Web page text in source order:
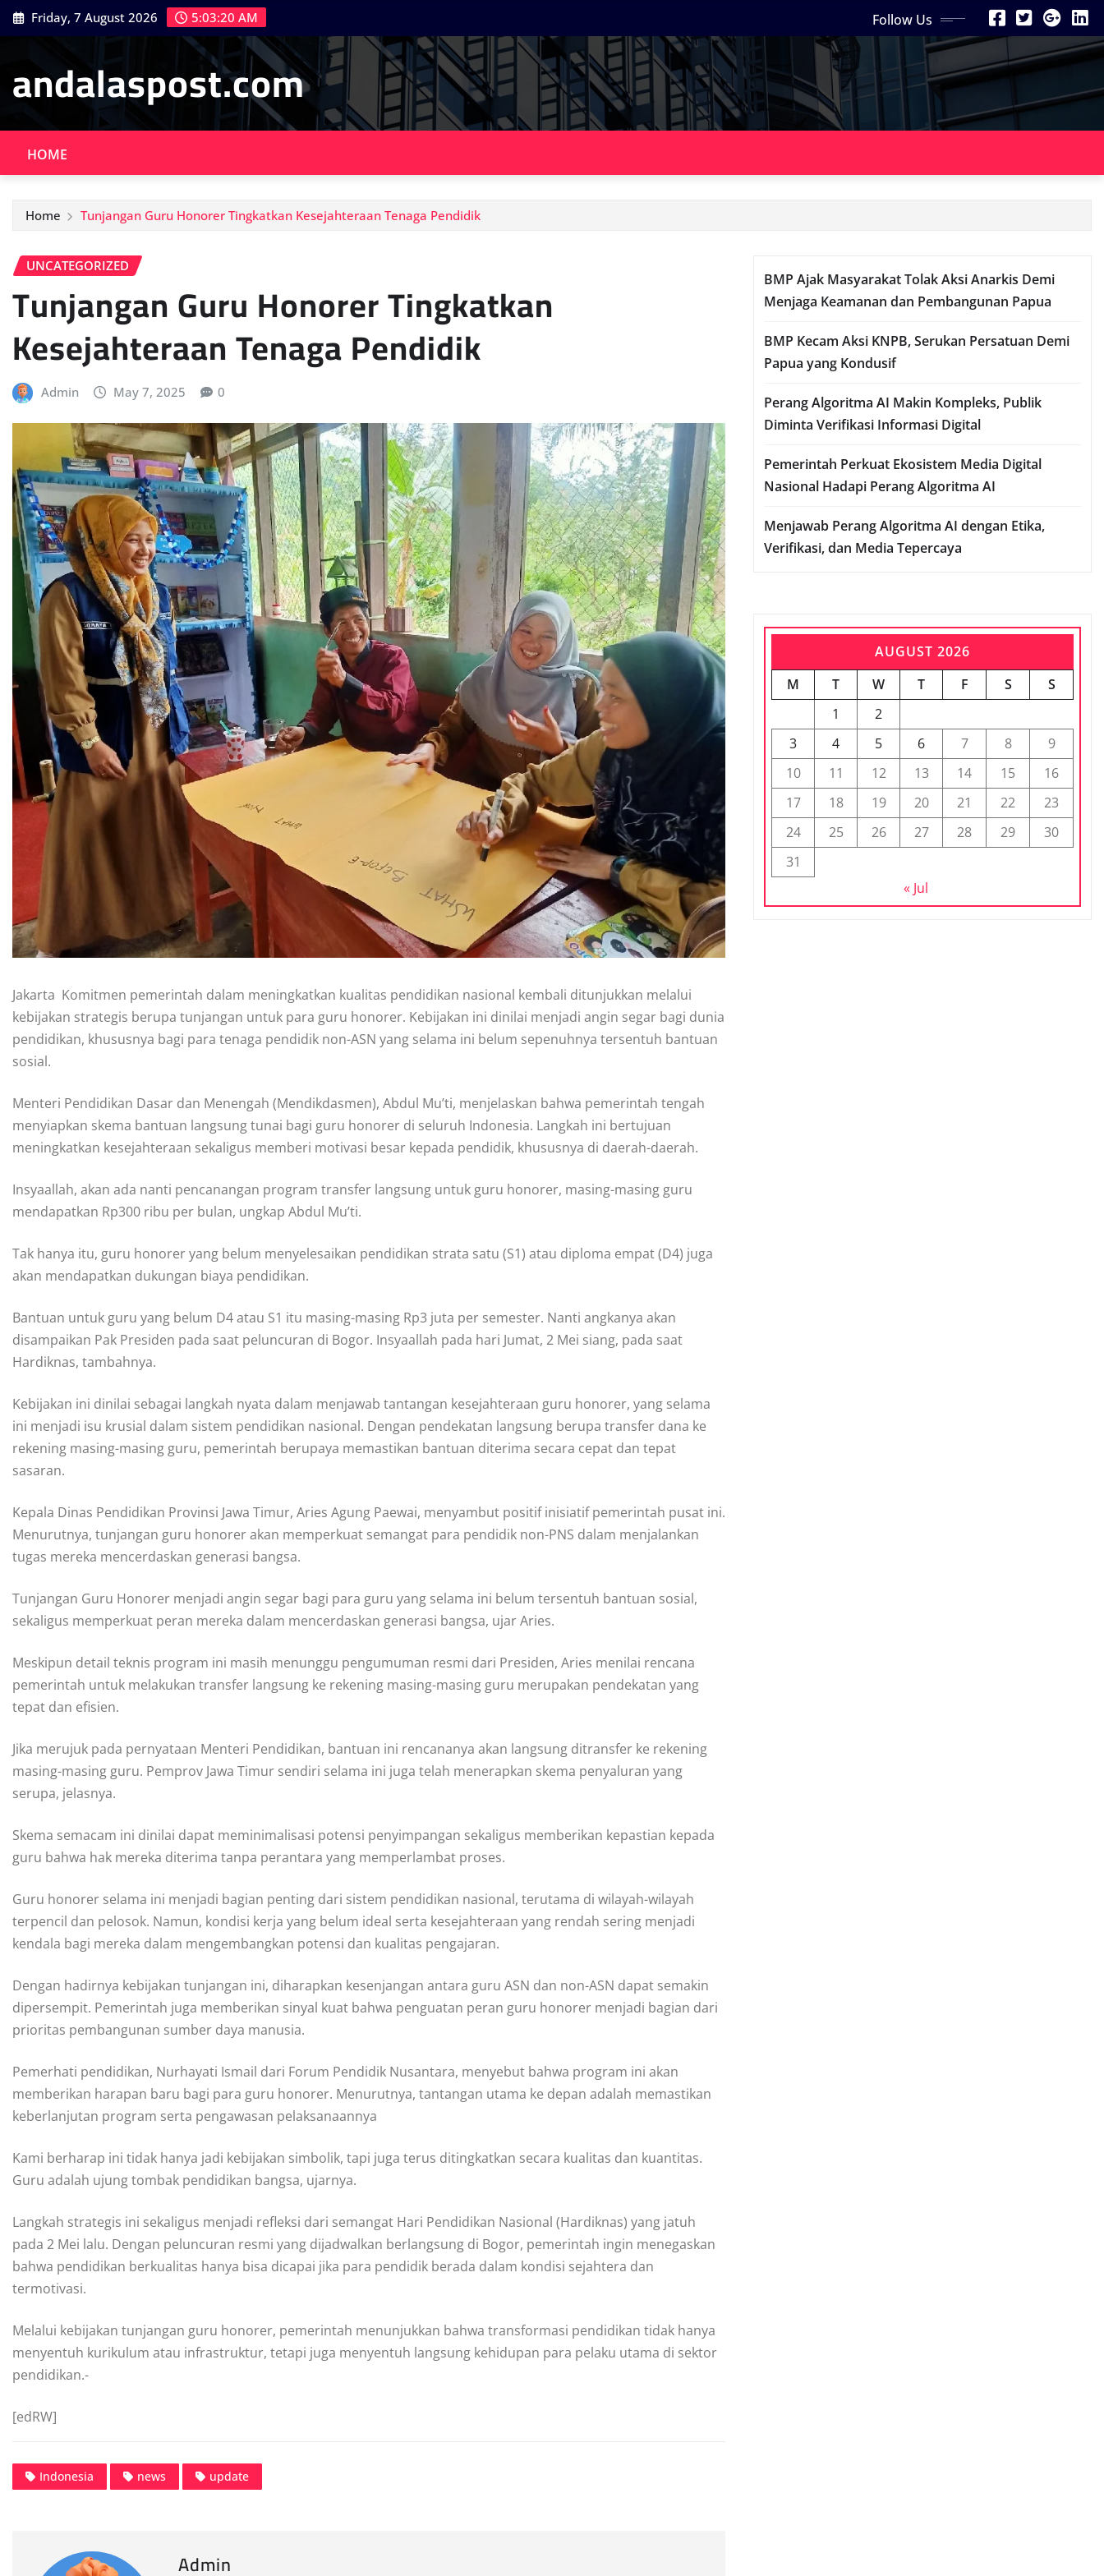
Skip
to
Friday, 7 August 2026 5:03:22 AM Follow Us
andalaspost.com
HOME
Home Tunjangan Guru Honorer Tingkatkan Kesejahteraan Tenaga Pendidik
UNCATEGORIZED
Tunjangan Guru Honorer Tingkatkan
Kesejahteraan Tenaga Pendidik
Admin May 7, 2025 0
Jakarta  Komitmen pemerintah dalam meningkatkan kualitas pendidikan nasional kembali ditunjukkan melalui
kebijakan strategis berupa tunjangan untuk para guru honorer. Kebijakan ini dinilai menjadi angin segar bagi dunia
pendidikan, khususnya bagi para tenaga pendidik non-ASN yang selama ini belum sepenuhnya tersentuh bantuan
sosial.
Menteri Pendidikan Dasar dan Menengah (Mendikdasmen), Abdul Mu’ti, menjelaskan bahwa pemerintah tengah
menyiapkan skema bantuan langsung tunai bagi guru honorer di seluruh Indonesia. Langkah ini bertujuan
meningkatkan kesejahteraan sekaligus memberi motivasi besar kepada pendidik, khususnya di daerah-daerah.
Insyaallah, akan ada nanti pencanangan program transfer langsung untuk guru honorer, masing-masing guru
mendapatkan Rp300 ribu per bulan, ungkap Abdul Mu’ti.
Tak hanya itu, guru honorer yang belum menyelesaikan pendidikan strata satu (S1) atau diploma empat (D4) juga
akan mendapatkan dukungan biaya pendidikan.
Bantuan untuk guru yang belum D4 atau S1 itu masing-masing Rp3 juta per semester. Nanti angkanya akan
disampaikan Pak Presiden pada saat peluncuran di Bogor. Insyaallah pada hari Jumat, 2 Mei siang, pada saat
Hardiknas, tambahnya.
Kebijakan ini dinilai sebagai langkah nyata dalam menjawab tantangan kesejahteraan guru honorer, yang selama
ini menjadi isu krusial dalam sistem pendidikan nasional. Dengan pendekatan langsung berupa transfer dana ke
rekening masing-masing guru, pemerintah berupaya memastikan bantuan diterima secara cepat dan tepat
sasaran.
Kepala Dinas Pendidikan Provinsi Jawa Timur, Aries Agung Paewai, menyambut positif inisiatif pemerintah pusat ini.
Menurutnya, tunjangan guru honorer akan memperkuat semangat para pendidik non-PNS dalam menjalankan
tugas mereka mencerdaskan generasi bangsa.
Tunjangan Guru Honorer menjadi angin segar bagi para guru yang selama ini belum tersentuh bantuan sosial,
sekaligus memperkuat peran mereka dalam mencerdaskan generasi bangsa, ujar Aries.
Meskipun detail teknis program ini masih menunggu pengumuman resmi dari Presiden, Aries menilai rencana
pemerintah untuk melakukan transfer langsung ke rekening masing-masing guru merupakan pendekatan yang
tepat dan efisien.
Jika merujuk pada pernyataan Menteri Pendidikan, bantuan ini rencananya akan langsung ditransfer ke rekening
masing-masing guru. Pemprov Jawa Timur sendiri selama ini juga telah menerapkan skema penyaluran yang
serupa, jelasnya.
Skema semacam ini dinilai dapat meminimalisasi potensi penyimpangan sekaligus memberikan kepastian kepada
guru bahwa hak mereka diterima tanpa perantara yang memperlambat proses.
Guru honorer selama ini menjadi bagian penting dari sistem pendidikan nasional, terutama di wilayah-wilayah
terpencil dan pelosok. Namun, kondisi kerja yang belum ideal serta kesejahteraan yang rendah sering menjadi
kendala bagi mereka dalam mengembangkan potensi dan kualitas pengajaran.
Dengan hadirnya kebijakan tunjangan ini, diharapkan kesenjangan antara guru ASN dan non-ASN dapat semakin
dipersempit. Pemerintah juga memberikan sinyal kuat bahwa penguatan peran guru honorer menjadi bagian dari
prioritas pembangunan sumber daya manusia.
Pemerhati pendidikan, Nurhayati Ismail dari Forum Pendidik Nusantara, menyebut bahwa program ini akan
memberikan harapan baru bagi para guru honorer. Menurutnya, tantangan utama ke depan adalah memastikan
keberlanjutan program serta pengawasan pelaksanaannya
Kami berharap ini tidak hanya jadi kebijakan simbolik, tapi juga terus ditingkatkan secara kualitas dan kuantitas.
Guru adalah ujung tombak pendidikan bangsa, ujarnya.
Langkah strategis ini sekaligus menjadi refleksi dari semangat Hari Pendidikan Nasional (Hardiknas) yang jatuh
pada 2 Mei lalu. Dengan peluncuran resmi yang dijadwalkan berlangsung di Bogor, pemerintah ingin menegaskan
bahwa pendidikan berkualitas hanya bisa dicapai jika para pendidik berada dalam kondisi sejahtera dan
termotivasi.
Melalui kebijakan tunjangan guru honorer, pemerintah menunjukkan bahwa transformasi pendidikan tidak hanya
menyentuh kurikulum atau infrastruktur, tetapi juga menyentuh langsung kehidupan para pelaku utama di sektor
pendidikan.-
[edRW]
Indonesia news update
Admin
BMP Ajak Masyarakat Tolak Aksi Anarkis Demi
Menjaga Keamanan dan Pembangunan Papua
BMP Kecam Aksi KNPB, Serukan Persatuan Demi
Papua yang Kondusif
Perang Algoritma AI Makin Kompleks, Publik
Diminta Verifikasi Informasi Digital
Pemerintah Perkuat Ekosistem Media Digital
Nasional Hadapi Perang Algoritma AI
Menjawab Perang Algoritma AI dengan Etika,
Verifikasi, dan Media Tepercaya
AUGUST 2026
M
T W T F S
S
1
2
3
4 5 6 7 8
9
10
11 12 13 14 15
16
17
18 19 20 21 22
23
24
25 26 27 28 29
30
31
« Jul